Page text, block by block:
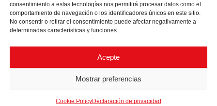
consentimiento a estas tecnologías nos permitirá procesar datos como el
comportamiento de navegación o los identificadores únicos en este sitio.
No consentir o retirar el consentimiento puede afectar negativamente a
determinadas características y funciones.
Acepte
Mostrar preferencias
Cookie PolicyDeclaración de privacidad
ELÉCTRICO PARA CADA DÍA
SUSTENIBILIDAD
ELÉCTRICO PARA CADA DÍA
DICIEMBRE 15, 2020